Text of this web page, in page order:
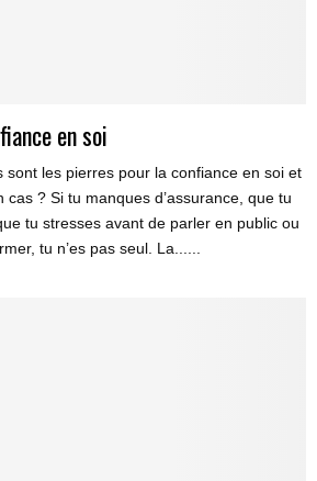
en soi
sont les pierres pour la confiance en soi et
cas ? Si tu manques d’assurance, que tu
tu stresses avant de parler en public ou
tu n’es pas seul. La......